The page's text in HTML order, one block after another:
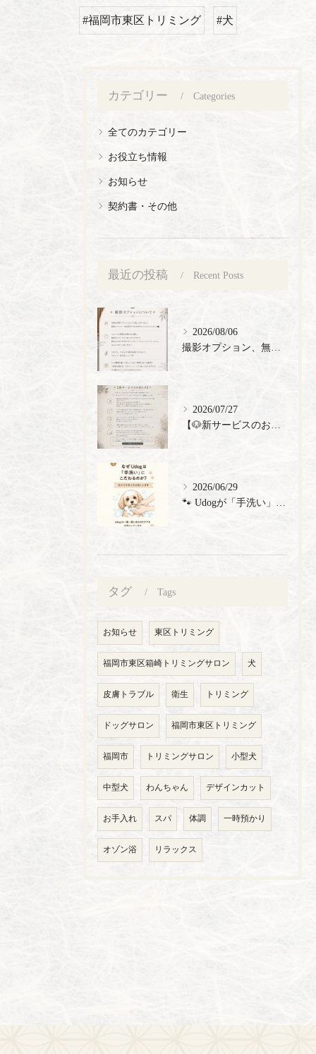
#福岡市東区トリミング #犬
カテゴリー Categories
全てのカテゴリー
お役立ち情報
お知らせ
契約書・その他
最近の投稿 Recent Posts
2026/08/06
2026/07/27
2026/06/29
タグ Tags
お知らせ 東区トリミング
福岡市東区箱崎トリミングサロン 犬
皮膚トラブル 衛生 トリミング
ドッグサロン 福岡市東区トリミング
福岡市 トリミングサロン 小型犬
中型犬 わんちゃん デザインカット
お手入れ スパ 体調 一時預かり
オゾン浴 リラックス